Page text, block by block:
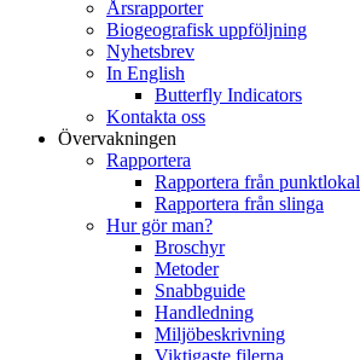
Årsrapporter
Biogeografisk uppföljning
Nyhetsbrev
In English
Butterfly Indicators
Kontakta oss
Övervakningen
Rapportera
Rapportera från punktlokal
Rapportera från slinga
Hur gör man?
Broschyr
Metoder
Snabbguide
Handledning
Miljöbeskrivning
Viktigaste filerna